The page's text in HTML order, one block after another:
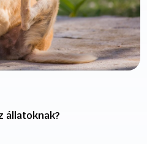
állatoknak?